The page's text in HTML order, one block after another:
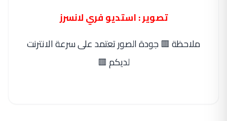
تصوير : استديو فري لانسرز
ملاحظة 🟥 جودة الصور تعتمد على سرعة الانترنت
لديكم 🟥